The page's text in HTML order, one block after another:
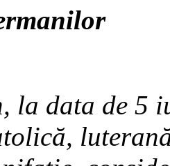
la data de 5